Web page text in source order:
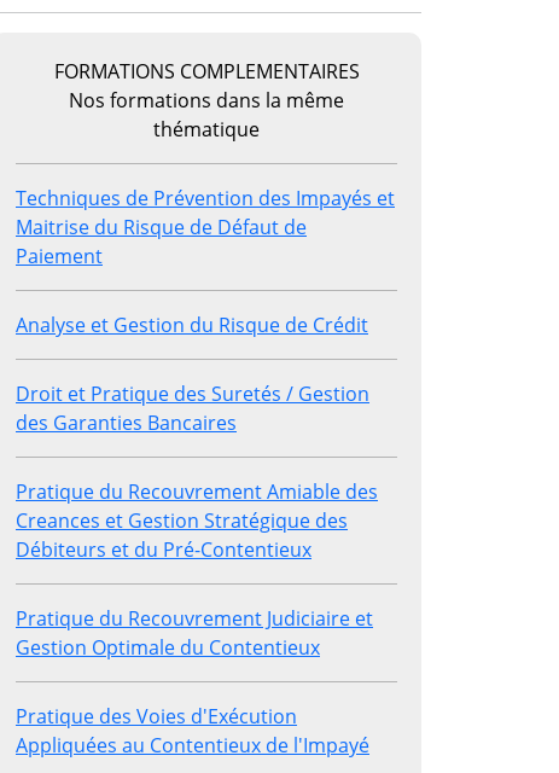
FORMATIONS COMPLEMENTAIRES
Nos formations dans la même
thématique
Techniques de Prévention des Impayés et
Maitrise du Risque de Défaut de
Paiement
Analyse et Gestion du Risque de Crédit
Droit et Pratique des Suretés / Gestion
des Garanties Bancaires
Pratique du Recouvrement Amiable des
Creances et Gestion Stratégique des
Débiteurs et du Pré-Contentieux
Pratique du Recouvrement Judiciaire et
Gestion Optimale du Contentieux
Pratique des Voies d'Exécution
Appliquées au Contentieux de l'Impayé